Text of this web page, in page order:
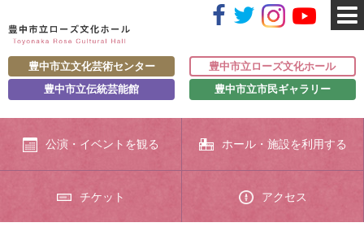
豊中市立文化芸術センター
豊中市立ローズ文化ホール
豊中市立伝統芸能館
豊中市立市民ギャラリー
公演・イベントを観る ホール・施設を利用する
チケット アクセス